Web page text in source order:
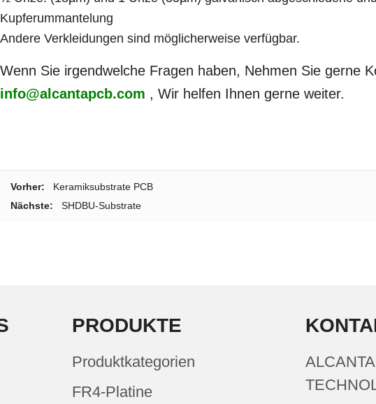
Kupferummantelung
Andere Verkleidungen sind möglicherweise verfügbar.
Wenn Sie irgendwelche Fragen haben, Nehmen Sie gerne
info@alcantapcb.com , Wir helfen Ihnen gerne weiter.
Vorher:
Keramiksubstrate PCB
Nächste:
SHDBU-Substrate
PRODUKTE
Produktkategorien
FR4-Platine